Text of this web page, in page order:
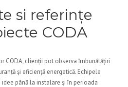
si referințe
CODA
CODA, clienții pot observa îmbunătățiri
și eficiență energetică. Echipele
până la instalare și în perioada